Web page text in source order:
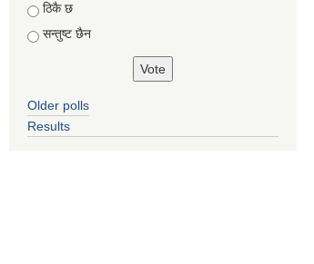
ठिकै छ
सन्तुष्ट छैन
Older polls
Results